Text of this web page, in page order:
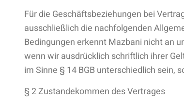
Für die Geschäftsbeziehungen bei
ausschließlich die nachfolgenden
Bedingungen erkennt Mazbani nicht an
wenn wir ausdrücklich schriftlich ihrer
im Sinne § 14 BGB unterschiedlich sein,
§ 2 Zustandekommen des Vertrages